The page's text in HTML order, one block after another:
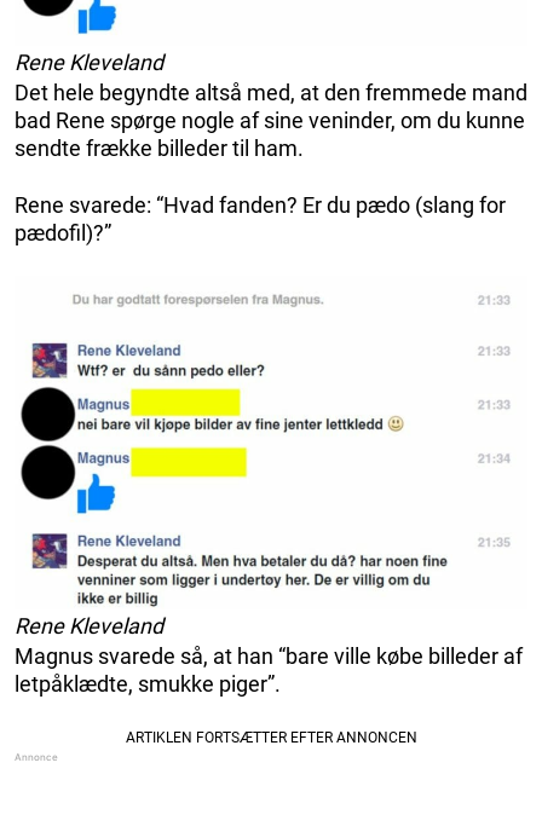
Rene Kleveland
Det hele begyndte altså med, at den fremmede mand
bad Rene spørge nogle af sine veninder, om du kunne
sendte frække billeder til ham.
Rene svarede: “Hvad fanden? Er du pædo (slang for
pædofil)?”
Rene Kleveland
Magnus svarede så, at han “bare ville købe billeder af
letpåklædte, smukke piger”.